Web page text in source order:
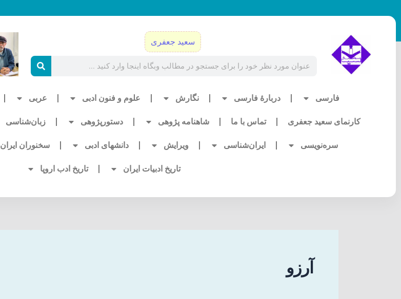
به
سعید جعفری
فارسی دربارۀ فارسی نگارش علوم و فنون ادبی عربی
کارنمای سعید جعفری تماس با ما شاهنامه پژوهی دستورپژوهی زبان‌شناسی
سره‌نویسی ایران‌شناسی ویرایش دانشهای ادبی سخنوران ایران
تاریخ ادبیات ایران تاریخ ادب اروپا
آرزو